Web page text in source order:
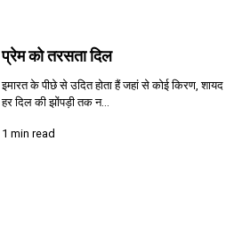
प्रेम को तरसता दिल
इमारत के पीछे से उदित होता हैं जहां से कोई किरण, शायद
हर दिल की झोंपड़ी तक न...
1 min read